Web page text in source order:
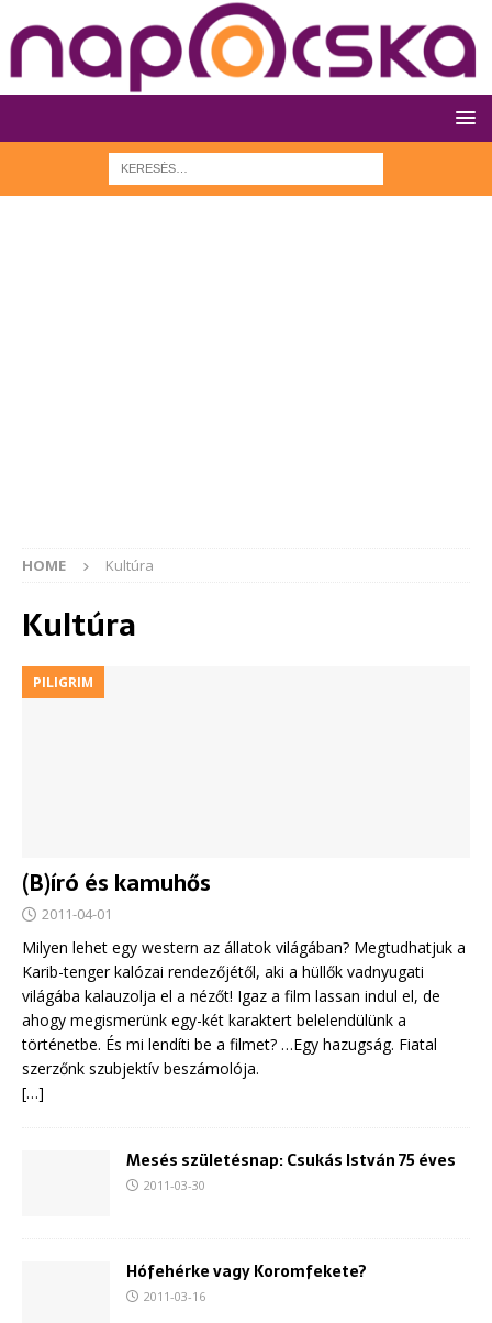
HOME Kultúra
Kultúra
PILIGRIM
(B)író és kamuhős
2011-04-01
Milyen lehet egy western az állatok világában? Megtudhatjuk a
Karib-tenger kalózai rendezőjétől, aki a hüllők vadnyugati
világába kalauzolja el a nézőt! Igaz a film lassan indul el, de
ahogy megismerünk egy-két karaktert belelendülünk a
történetbe. És mi lendíti be a filmet? …Egy hazugság. Fiatal
szerzőnk szubjektív beszámolója.
[…]
Mesés születésnap: Csukás István 75 éves
2011-03-30
Hófehérke vagy Koromfekete?
2011-03-16